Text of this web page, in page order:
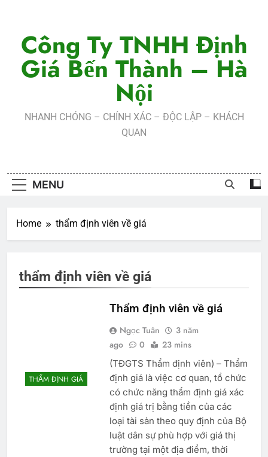
contentCông Ty TNHH Định
Giá Bến Thành – Hà
Nội
NHANH CHÓNG – CHÍNH XÁC – ĐỘC LẬP – KHÁCH
QUAN
MENU
Home thẩm định viên về giá
thẩm định viên về giá
THẨM ĐỊNH GIÁ
Thẩm định viên về giá
Ngọc Tuân
3 năm
ago
0 23 mins
(TĐGTS Thẩm định viên) – Thẩm
định giá là việc cơ quan, tổ chức
có chức năng thẩm định giá xác
định giá trị bằng tiền của các
loại tài sản theo quy định của Bộ
luật dân sự phù hợp với giá thị
trường tại một địa điểm, thời